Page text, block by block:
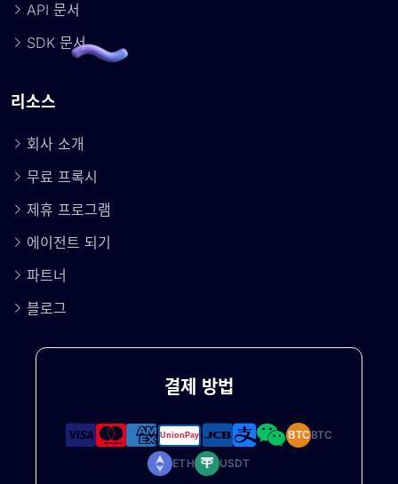
API 문서
SDK 문서
리소스
회사 소개
무료 프록시
제휴 프로그램
에이전트 되기
파트너
블로그
결제 방법
BTCBTC
ETH USDT